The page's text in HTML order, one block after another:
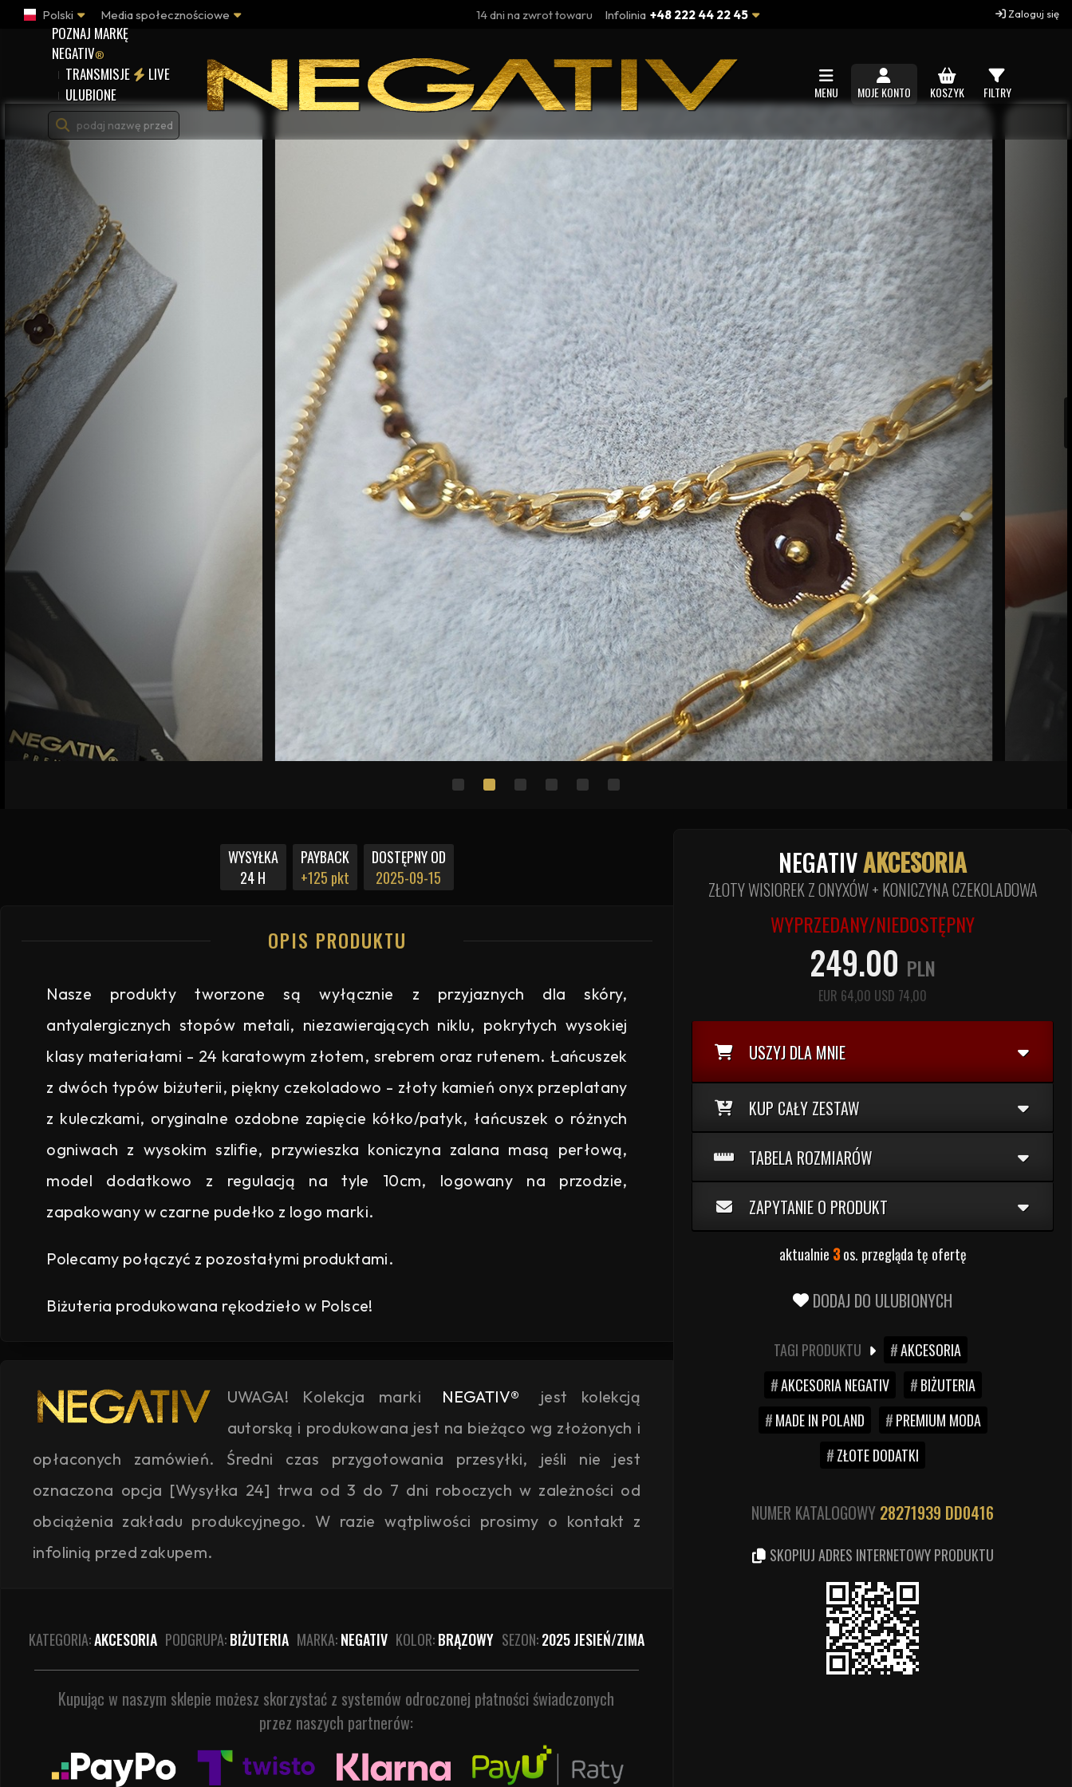
Polski Media społecznościowe 14 dni na zwrot towaru Infolinia +48 222 44 22 45 Zaloguj się
POZNAJ MARKĘ
NEGATIV®
TRANSMISJE
LIVE
ULUBIONE
MENU MOJE KONTO KOSZYK FILTRY
WYSYŁKA
24 H
PAYBACK
+125 pkt
DOSTĘPNY OD
2025-09-15
OPIS PRODUKTU
Nasze produkty tworzone są wyłącznie z przyjaznych dla skóry,
antyalergicznych stopów metali, niezawierających niklu, pokrytych wysokiej
klasy materiałami - 24 karatowym złotem, srebrem oraz rutenem. Łańcuszek
z dwóch typów biżuterii, piękny czekoladowo - złoty kamień onyx przeplatany
z kuleczkami, oryginalne ozdobne zapięcie kółko/patyk, łańcuszek o różnych
ogniwach z wysokim szlifie, przywieszka koniczyna zalana masą perłową,
model dodatkowo z regulacją na tyle 10cm, logowany na przodzie,
zapakowany w czarne pudełko z logo marki.
Polecamy połączyć z pozostałymi produktami.
Biżuteria produkowana rękodzieło w Polsce!
UWAGA! Kolekcja marki NEGATIV®
jest kolekcją
autorską i produkowana jest na bieżąco wg złożonych i
opłaconych zamówień. Średni czas przygotowania przesyłki, jeśli nie jest
oznaczona opcja [Wysyłka 24] trwa od 3 do 7 dni roboczych w zależności od
obciążenia zakładu produkcyjnego. W razie wątpliwości prosimy o kontakt z
infolinią przed zakupem.
KATEGORIA:AKCESORIA PODGRUPA:BIŻUTERIA MARKA:NEGATIV KOLOR:BRĄZOWY SEZON:2025 JESIEŃ/ZIMA
Kupując w naszym sklepie możesz skorzystać z systemów odroczonej płatności świadczonych
przez naszych partnerów:
NEGATIVAKCESORIA
ZŁOTY WISIOREK Z ONYXÓW + KONICZYNA CZEKOLADOWA
WYPRZEDANY/NIEDOSTĘPNY
249.00 PLN
EUR 64,00 USD 74,00
USZYJ DLA MNIE
KUP CAŁY ZESTAW
TABELA ROZMIARÓW
ZAPYTANIE O PRODUKT
aktualnie 3os. przegląda tę ofertę
DODAJ DO ULUBIONYCH
TAGI PRODUKTU
AKCESORIA
AKCESORIA NEGATIV
BIŻUTERIA
MADE IN POLAND
PREMIUM MODA
ZŁOTE DODATKI
NUMER KATALOGOWY 28271939 DD0416
SKOPIUJ ADRES INTERNETOWY PRODUKTU